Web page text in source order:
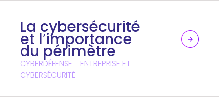
La cybersécurité
et l’importance
du périmètre
CYBERDÉFENSE - ENTREPRISE ET
CYBERSÉCURITÉ